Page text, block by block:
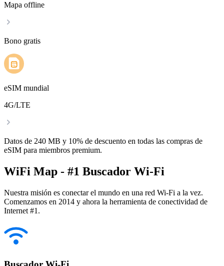
Mapa offline
Bono gratis
eSIM mundial
4G/LTE
Datos de 240 MB y 10% de descuento en todas las compras de
eSIM para miembros premium.
WiFi Map - #1 Buscador Wi-Fi
Nuestra misión es conectar el mundo en una red Wi-Fi a la vez.
Comenzamos en 2014 y ahora la herramienta de conectividad de
Internet #1.